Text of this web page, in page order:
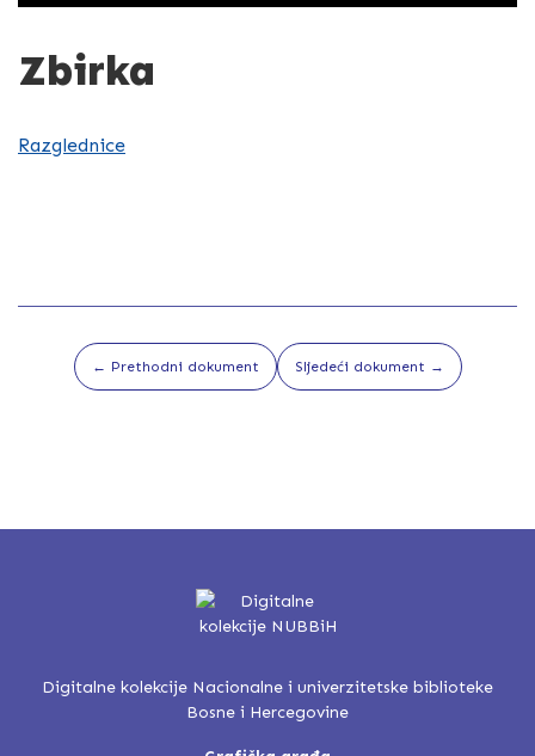
Zbirka
Razglednice
← Prethodni dokument Sljedeći dokument →
Digitalne kolekcije Nacionalne i univerzitetske biblioteke
Bosne i Hercegovine